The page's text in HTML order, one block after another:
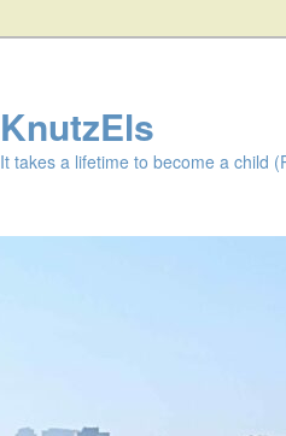
KnutzEls
It takes a lifetime to become a child